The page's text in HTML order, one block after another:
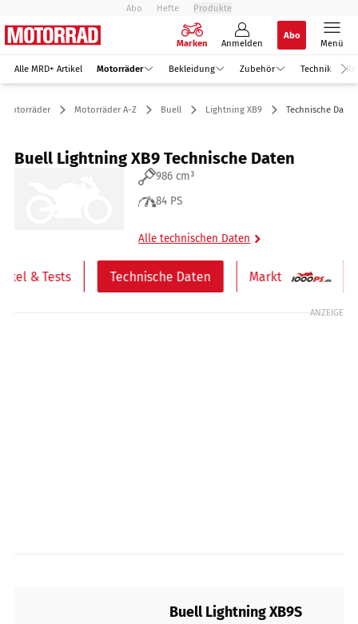
Abo Hefte Produkte
Marken Anmelden
Abo
Menü
Alle MRD+ Artikel Motorräder Bekleidung Zubehör Technik
Motorräder Motorräder A-Z Buell Lightning XB9 Technische Daten
Buell Lightning XB9 Technische Daten
986 cm³
84 PS
Alle technischen Daten
& Tests Technische Daten Markt
ANZEIGE
Buell Lightning XB9S